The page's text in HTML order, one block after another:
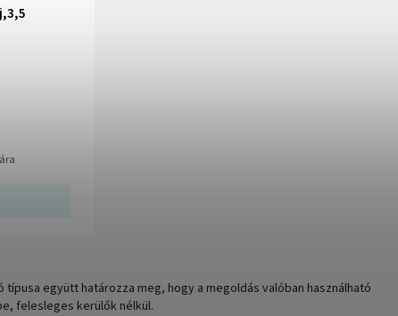
együtt határozza meg, hogy a megoldás valóban használható
felesleges kerülők nélkül.